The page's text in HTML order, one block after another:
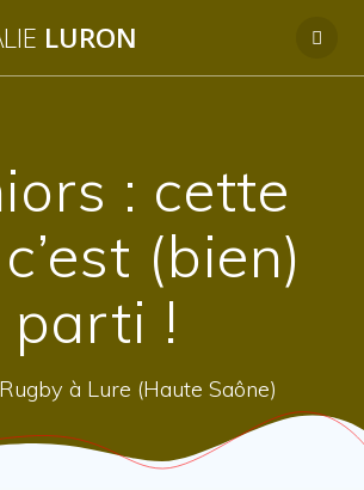
au
LURON
: cette
(bien)
parti !
à Lure (Haute Saône)